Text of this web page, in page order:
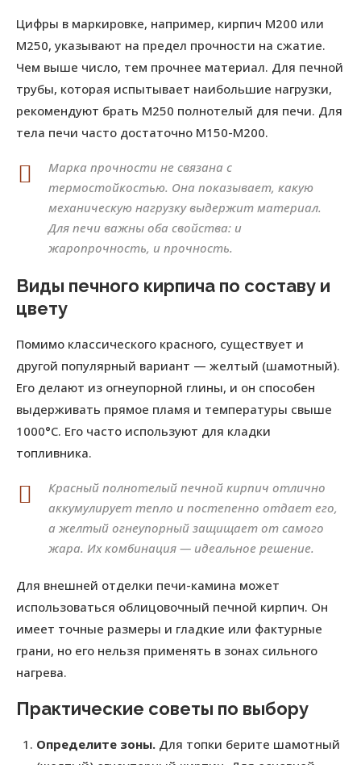
Цифры в маркировке, например, кирпич М200 или
М250, указывают на предел прочности на сжатие.
Чем выше число, тем прочнее материал. Для печной
трубы, которая испытывает наибольшие нагрузки,
рекомендуют брать М250 полнотелый для печи. Для
тела печи часто достаточно М150-М200.
Марка прочности не связана с
термостойкостью. Она показывает, какую
механическую нагрузку выдержит материал.
Для печи важны оба свойства: и
жаропрочность, и прочность.
Виды печного кирпича по составу и
цвету
Помимо классического красного, существует и
другой популярный вариант — желтый (шамотный).
Его делают из огнеупорной глины, и он способен
выдерживать прямое пламя и температуры свыше
1000°C. Его часто используют для кладки
топливника.
Красный полнотелый печной кирпич отлично
аккумулирует тепло и постепенно отдает его,
а желтый огнеупорный защищает от самого
жара. Их комбинация — идеальное решение.
Для внешней отделки печи-камина может
использоваться облицовочный печной кирпич. Он
имеет точные размеры и гладкие или фактурные
грани, но его нельзя применять в зонах сильного
нагрева.
Практические советы по выбору
Определите зоны. Для топки берите шамотный